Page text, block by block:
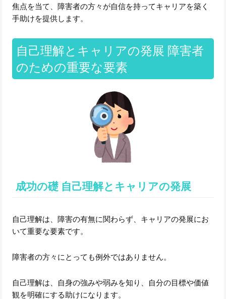
焦点を当て、障害者の方々が自信を持ってキャリアを築く
手助けを提供します。
自己理解とキャリアの発展 障害者
のための重要な要素
成功の礎 自己理解とキャリアの発展
自己理解は、障害の有無に関わらず、キャリアの発展にお
いて重要な要素です。
障害者の方々にとっても例外ではありません。
自己理解は、自身の強みや弱みを知り、自分の目標や価値
観を明確にする助けになります。